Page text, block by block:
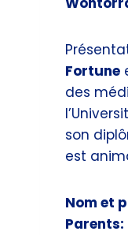
Fortune
des
son
est
Nom et
Parents: